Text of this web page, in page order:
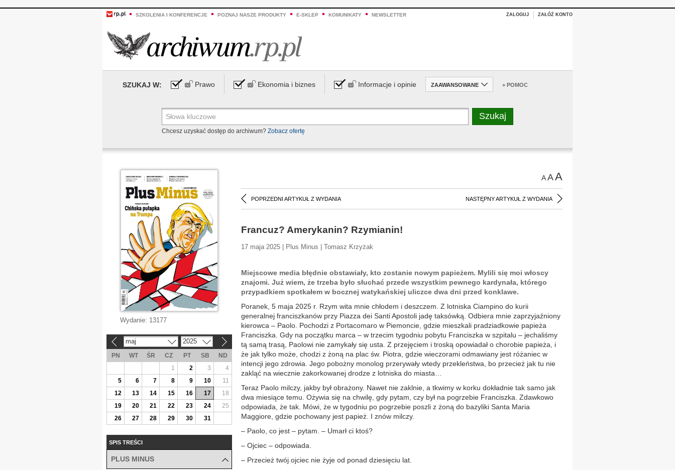
SZKOLENIA I KONFERENCJE POZNAJ NASZE PRODUKTY E-SKLEP KOMUNIKATY NEWSLETTER ZALOGUJ ZAŁÓŻ KONTO
SZUKAJ W: Prawo Ekonomia i biznes Informacje i opinie ZAAWANSOWANE + POMOC
Chcesz uzyskać dostęp do archiwum? Zobacz ofertę
AAA
POPRZEDNI ARTYKUŁ Z WYDANIA NASTĘPNY ARTYKUŁ Z WYDANIA
Francuz? Amerykanin? Rzymianin!
17 maja 2025 | Plus Minus | Tomasz Krzyżak
Miejscowe media błędnie obstawiały, kto zostanie nowym papieżem. Mylili się moi włoscy
znajomi. Już wiem, że trzeba było słuchać przede wszystkim pewnego kardynała, którego
przypadkiem spotkałem w bocznej watykańskiej uliczce dwa dni przed konklawe.
Poranek, 5 maja 2025 r. Rzym wita mnie chłodem i deszczem. Z lotniska Ciampino do kurii
generalnej franciszkanów przy Piazza dei Santi Apostoli jadę taksówką. Odbiera mnie zaprzyjaźniony
kierowca – Paolo. Pochodzi z Portacomaro w Piemoncie, gdzie mieszkali pradziadkowie papieża
Franciszka. Gdy na początku marca – w trzecim tygodniu pobytu Franciszka w szpitalu – jechaliśmy
tą samą trasą, Paolowi nie zamykały się usta. Z przejęciem i troską opowiadał o chorobie papieża, i
że jak tylko może, chodzi z żoną na plac św. Piotra, gdzie wieczorami odmawiany jest różaniec w
intencji jego zdrowia. Jego pobożny monolog przerywały wtedy przekleństwa, bo przecież jak tu nie
zakląć na wiecznie zakorkowanej drodze z lotniska do miasta…
Teraz Paolo milczy, jakby był obrażony. Nawet nie zaklnie, a tkwimy w korku dokładnie tak samo jak
dwa miesiące temu. Ożywia się na chwilę, gdy pytam, czy był na pogrzebie Franciszka. Zdawkowo
odpowiada, że tak. Mówi, że w tygodniu po pogrzebie poszli z żoną do bazyliki Santa Maria
Maggiore, gdzie pochowany jest papież. I znów milczy.
– Paolo, co jest – pytam. – Umarł ci ktoś?
– Ojciec – odpowiada.
– Przecież twój ojciec nie żyje od ponad dziesięciu lat.
Wydanie: 13177
maj 2025
PN WT ŚR CZ PT SB
ND
1
2 3
4
5
6 7 8 9 10
11
12
13 14 15 16 17
18
19
20 21 22 23 24
25
26
27 28 29 30 31
SPIS TREŚCI
PLUS MINUS